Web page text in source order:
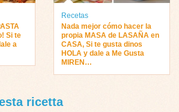
Si te
a
Recetas
Nada mejor cómo hacer la
propia MASA de LASAÑA en
CASA, Si te gusta dinos
HOLA y dale a Me Gusta
MIREN…
ricetta